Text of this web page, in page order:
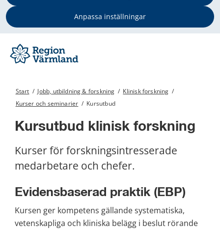
Anpassa inställningar
Start / Jobb, utbildning & forskning / Klinisk forskning /
Kurser och seminarier / Kursutbud
Kursutbud klinisk forskning
Kurser för forskningsintresserade
medarbetare och chefer.
Evidensbaserad praktik (EBP)
Kursen ger kompetens gällande systematiska,
vetenskapliga och kliniska belägg i beslut rörande